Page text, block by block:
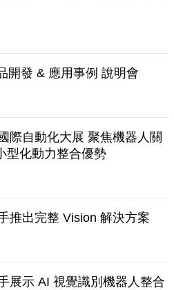
開發 & 應用事例 說明會
際自動化大展 聚焦機器人關
化動力整合優勢
推出完整 Vision 解決方案
展示 AI 視覺識別機器人整合